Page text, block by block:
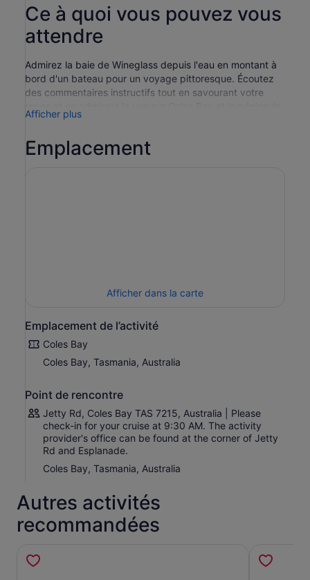
Ce à quoi vous pouvez vous
attendre
Admirez la baie de Wineglass depuis l'eau en montant à
bord d'un bateau pour un voyage pittoresque. Écoutez
des commentaires instructifs tout en savourant votre
de Freycinet.
Passage II. #Vous pouvez vous rendre sur les rives de
Coles Bay et contempler les falaises de granit.
accès direct à la passerelle et une vue imprenable depuis
espaces du rez-de-chaussée.
Afficher plus
Emplacement
Afficher dans la carte
Emplacement de l’activité
Coles Bay
Coles Bay, Tasmania, Australia
Point de rencontre
Jetty Rd, Coles Bay TAS 7215, Australia | Please
check-in for your cruise at 9:30 AM. The activity
provider's office can be found at the corner of Jetty
Rd and Esplanade.
Coles Bay, Tasmania, Australia
Autres activités
recommandées